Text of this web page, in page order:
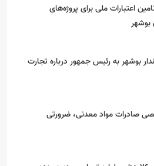
اعتبارات ملی برای پروژه‌های
بوشهر
بوشهر به رئیس جمهور درباره تجارت
صادرات مواد معدنی، ضرورتی